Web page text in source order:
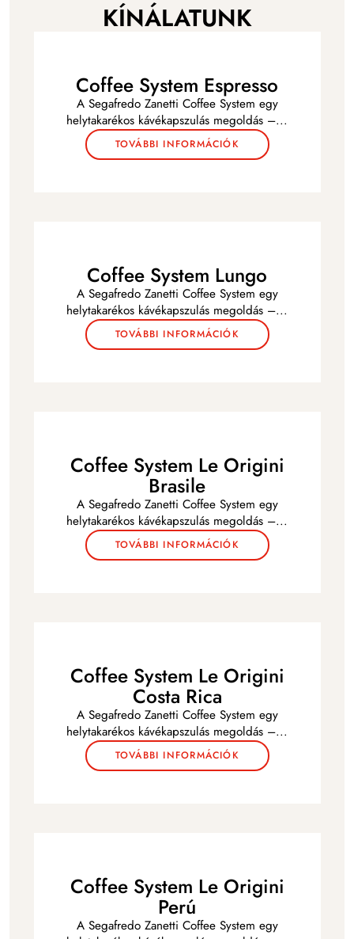
KÍNÁLATUNK
Coffee System Espresso
A Segafredo Zanetti Coffee System egy
helytakarékos kávékapszulás megoldás –...
TOVÁBBI INFORMÁCIÓK
Coffee System Lungo
A Segafredo Zanetti Coffee System egy
helytakarékos kávékapszulás megoldás –...
TOVÁBBI INFORMÁCIÓK
Coffee System Le Origini
Brasile
A Segafredo Zanetti Coffee System egy
helytakarékos kávékapszulás megoldás –...
TOVÁBBI INFORMÁCIÓK
Coffee System Le Origini
Costa Rica
A Segafredo Zanetti Coffee System egy
helytakarékos kávékapszulás megoldás –...
TOVÁBBI INFORMÁCIÓK
Coffee System Le Origini
Perú
A Segafredo Zanetti Coffee System egy